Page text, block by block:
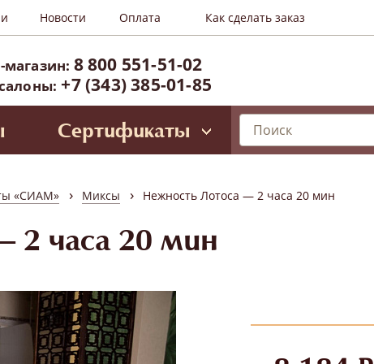
Новости Оплата Как сделать заказ
магазин: 8 800 551-51-02
+7 (343) 385-01-85
Сертификаты
SPA (ул. Б.Ельцина, 8)
и VIP-карты
«СИАМ» › Миксы › Нежность Лотоса — 2 часа 20 мин
2 часа 20 мин